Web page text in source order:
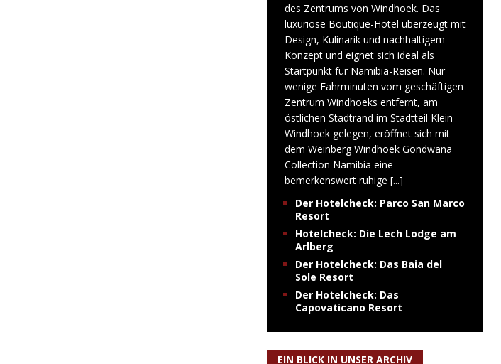
des Zentrums von Windhoek. Das
luxuriöse Boutique-Hotel überzeugt mit
Design, Kulinarik und nachhaltigem
Konzept und eignet sich ideal als
Startpunkt für Namibia-Reisen. Nur
wenige Fahrminuten vom geschäftigen
Zentrum Windhoeks entfernt, am
östlichen Stadtrand im Stadtteil Klein
Windhoek gelegen, eröffnet sich mit
dem Weinberg Windhoek Gondwana
Collection Namibia eine
bemerkenswert ruhige [...]
Der Hotelcheck: Parco San Marco
Resort
Hotelcheck: Die Lech Lodge am
Arlberg
Der Hotelcheck: Das Baia del
Sole Resort
Der Hotelcheck: Das
Capovaticano Resort
EIN BLICK IN UNSER ARCHIV